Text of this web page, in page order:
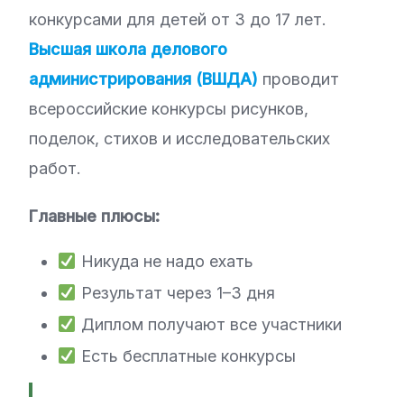
конкурсами для детей от 3 до 17 лет.
Высшая школа делового
администрирования (ВШДА) проводит
всероссийские конкурсы рисунков,
поделок, стихов и исследовательских
работ.
Главные плюсы:
Никуда не надо ехать
Результат через 1–3 дня
Диплом получают все участники
Есть бесплатные конкурсы